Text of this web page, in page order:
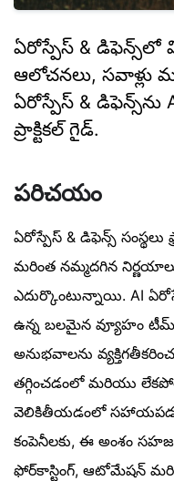
ఏరోస్పేస్ & డిఫెన్స్‌లో
ఆలోచనలు, సవాళ్లు
ఏరోస్పేస్ &
ప్రాక్టికల్ గైడ్.
పరిచయం
ఏరోస్పేస్ & డిఫెన్స్
మరింత నమ్మదగిన
ఎదుర్కొంటున్నాయి. AI
ఉన్న బలమైన వ్యూహం
అనుభవాలను
తగ్గించడంలో మరియు
వెలికితీయడంలో
కంపెనీలకు, ఈ అంశం
ఫోర్‌కాస్టింగ్, ఆటోమేషన్